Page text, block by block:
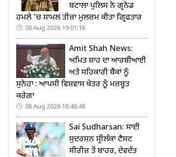
ਬਟਾਲਾ ਪੁਲਿਸ ਨੇ ਗ੍ਰਨੇਡ
ਹਮਲੇ ’ਚ ਸ਼ਾਮਲ ਤੀਜ਼ਾ ਮੁਲਜ਼ਮ ਕੀਤਾ ਗ੍ਰਿਫਤਾਰ
08 Aug 2026 19:01:18
Amit Shah News:
ਅਮਿਤ ਸ਼ਾਹ ਦਾ ਆਰਬੀਆਈ
ਅਤੇ ਸਹਿਕਾਰੀ ਬੈਂਕਾਂ ਨੂੰ
ਸੁਨੇਹਾ : ਆਪਸੀ ਵਿਸ਼ਵਾਸ ਖੇਤਰ ਨੂੰ ਮਜ਼ਬੂਤ
ਕਰੇਗਾ
08 Aug 2026 18:46:48
Sai Sudharsan: ਸਾਈ
ਸੁਦਰਸ਼ਨ ਸ਼੍ਰੀਲੰਕਾ ਟੈਸਟ
ਸੀਰੀਜ਼ ਤੋਂ ਬਾਹਰ, ਦੇਵਦੱਤ